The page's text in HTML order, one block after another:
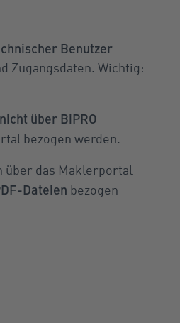
Benutzer
Zugangsdaten. Wichtig:
nicht über BiPRO
bezogen werden.
das Maklerportal
Dateien bezogen